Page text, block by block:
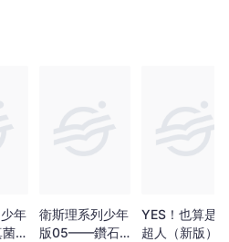
學電影動畫藝術教材——香港生產力
》（全港最受歡迎圖畫故事系列，
年
之
衛斯理系列少年
版05——鑽石
YES！也算是小
超人（新版）